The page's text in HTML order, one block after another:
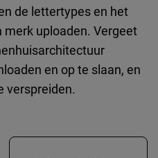
de lettertypes en het
uploaden. Vergeet
en op te slaan, en
verspreiden.